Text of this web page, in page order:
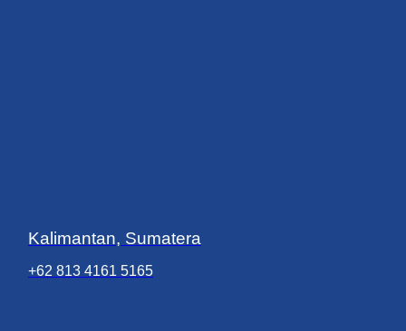
Kalimantan, Sumatera
+62 813 4161 5165